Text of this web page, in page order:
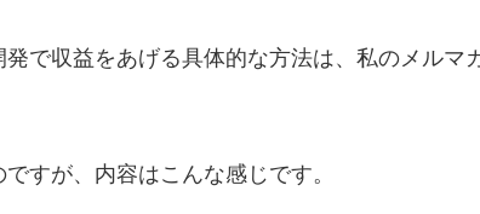
発で収益をあげる具体的な方法は、私のメルマ
すが、内容はこんな感じです。